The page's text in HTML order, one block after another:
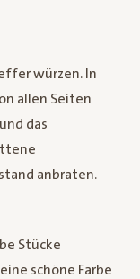
würzen. In
allen Seiten
das
anbraten.
Stücke
schöne Farbe